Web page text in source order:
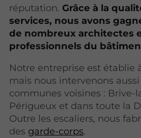
réputation. Grâce à la
services, nous avons
de nombreux architectes
professionnels du
Notre entreprise est établie
mais nous intervenons
communes voisines : Brive-
Périgueux et dans toute la
Outre les escaliers, nous
des garde-corps.